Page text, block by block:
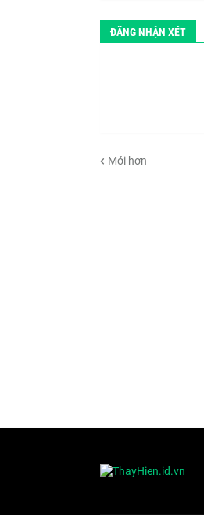
ĐĂNG NHẬN XÉT
Mới hơn